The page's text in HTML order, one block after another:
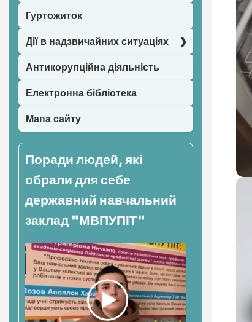
Гуртожиток
Дії в надзвичайних ситуаціях
Антикорупційна діяльність
Електронна бібліотека
Мапа сайту
Поради людей, які
обрали для себе
державний навчальний
заклад "МВПУПІТ"